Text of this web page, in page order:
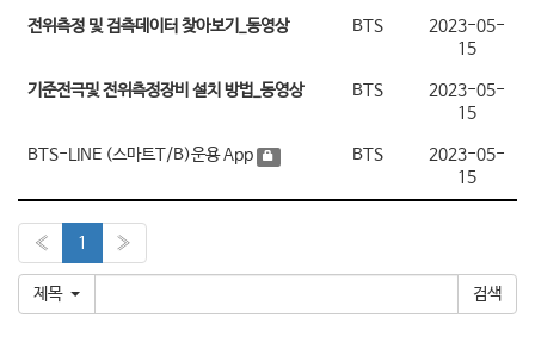
전위측정 및 검측데이터 찾아보기_동영상 BTS
2023-05-
15
기준전극및 전위측정장비 설치 방법_동영상 BTS
2023-05-
15
BTS-LINE (스마트T/B)운용 App BTS
2023-05-
15
« 1 »
제목